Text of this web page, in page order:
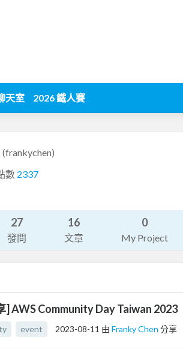
天室 2026 鐵人賽
(frankychen)
數 2337
27
發問
16
文章
0
My Project
] AWS Community Day Taiwan 2023
event 2023-08-11 由 Franky Chen 分享